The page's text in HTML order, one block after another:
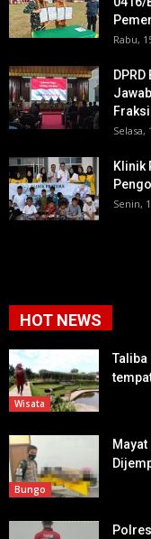
Rabu,
Selasa,
Klinik
Senin,
HOT NEWS
Wisata
Taliba
Bungo
Mayat